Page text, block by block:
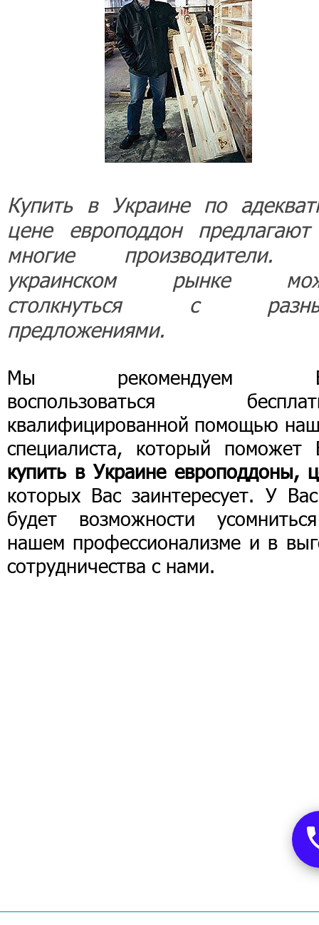
Купить в Украине по
цене европоддон
многие производители.
украинском рынке
столкнуться с
предложениями.
Мы рекомендуем
воспользоваться
квалифицированной помощью
специалиста, который поможет
купить в Украине европоддоны,
которых Вас заинтересует. У
будет возможности
нашем профессионализме и в
сотрудничества с нами.